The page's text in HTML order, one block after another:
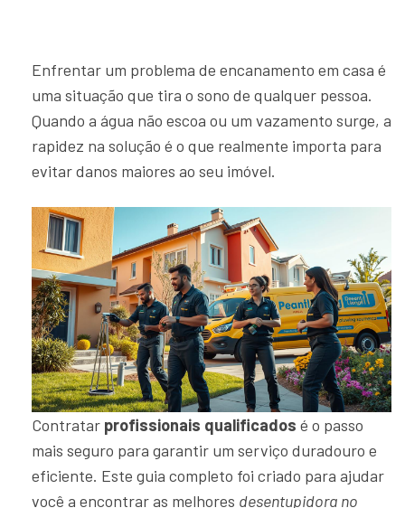
Enfrentar um problema de encanamento em casa é
uma situação que tira o sono de qualquer pessoa.
Quando a água não escoa ou um vazamento surge, a
rapidez na solução é o que realmente importa para
evitar danos maiores ao seu imóvel.
Contratar profissionais qualificados é o passo
mais seguro para garantir um serviço duradouro e
eficiente. Este guia completo foi criado para ajudar
você a encontrar as melhores desentupidora no